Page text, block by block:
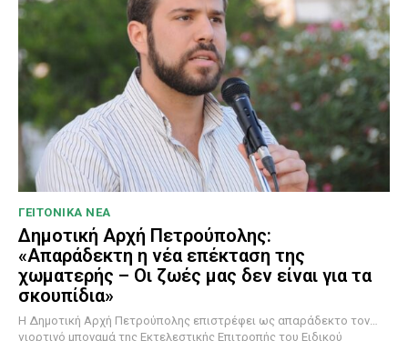
ΓΕΙΤΟΝΙΚΑ ΝΕΑ
Δημοτική Αρχή Πετρούπολης:
«Απαράδεκτη η νέα επέκταση της
χωματερής – Οι ζωές μας δεν είναι για τα
σκουπίδια»
Η Δημοτική Αρχή Πετρούπολης επιστρέφει ως απαράδεκτο τον…
γιορτινό μποναμά της Εκτελεστικής Επιτροπής του Ειδικού